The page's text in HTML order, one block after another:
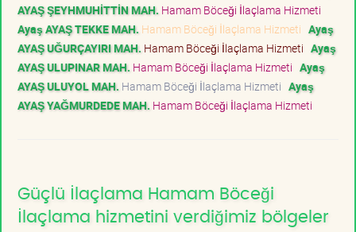
AYAŞ ŞEYHMUHİTTİN MAH. Hamam Böceği İlaçlama Hizmeti
Ayaş AYAŞ TEKKE MAH. Hamam Böceği İlaçlama Hizmeti Ayaş
AYAŞ UĞURÇAYIRI MAH. Hamam Böceği İlaçlama Hizmeti Ayaş
AYAŞ ULUPINAR MAH. Hamam Böceği İlaçlama Hizmeti Ayaş
AYAŞ ULUYOL MAH. Hamam Böceği İlaçlama Hizmeti Ayaş
AYAŞ YAĞMURDEDE MAH. Hamam Böceği İlaçlama Hizmeti
Güçlü İlaçlama Hamam Böceği
İlaçlama hizmetini verdiğimiz bölgeler